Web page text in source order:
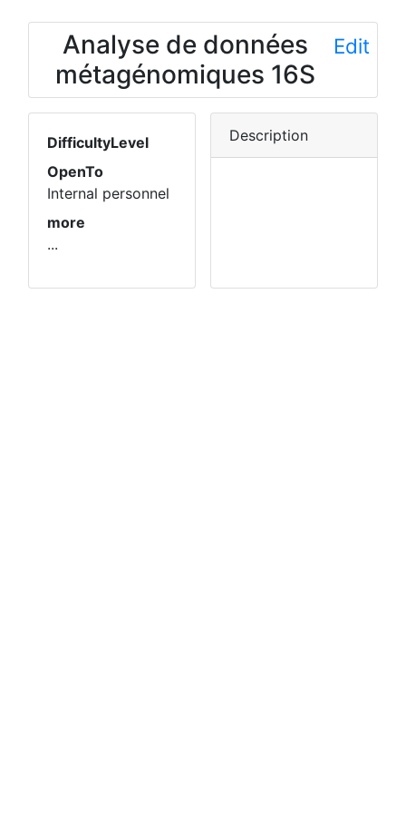
Analyse de données
métagénomiques 16S
Edit
DifficultyLevel
OpenTo
Internal personnel
more
...
Description